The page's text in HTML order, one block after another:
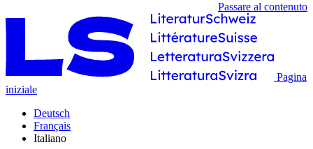
Passare al contenuto
Pagina
iniziale
Deutsch
Français
Italiano